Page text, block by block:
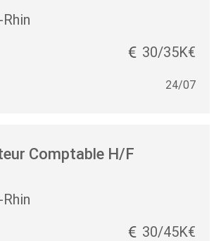
30/35K€
24/07
Comptable H/F
30/45K€